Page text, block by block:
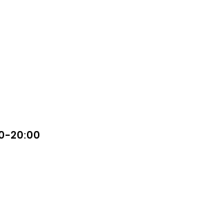
20:00